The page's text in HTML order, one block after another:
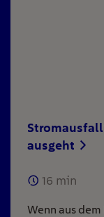
ausgeht
16 min
Wenn aus